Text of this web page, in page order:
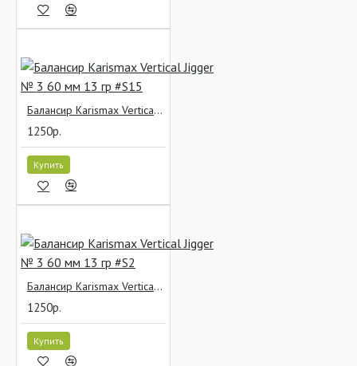
Балансир Karismax Vertical Jigger № 3 60 мм 13 гр #S15
1250р.
Купить
Балансир Karismax Vertical Jigger № 3 60 мм 13 гр #S2
1250р.
Купить